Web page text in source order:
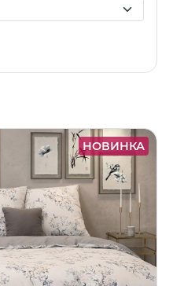
НОВИНКА